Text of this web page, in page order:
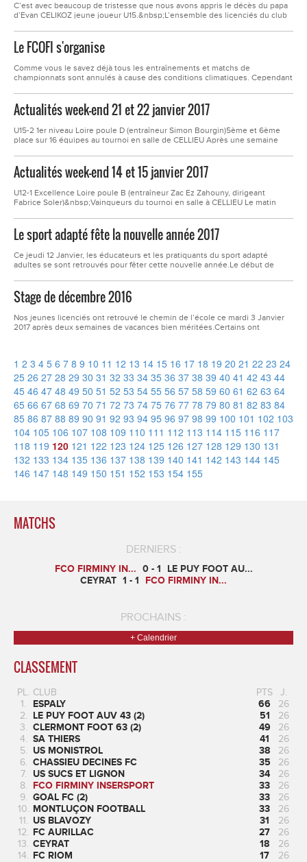
C’est avec beaucoup de tristesse que nous avons appris le décès du papa
d’Evan CELIKOZ jeune joueur U15.&nbsp;L’ensemble des licenciés du club
sincères condoléances.&nbsp;
Le FCOFI s'organise
Comme vous le savez déjà tous les entraînements et matchs de
championnats sont annulés à cause des conditions climatiques. Cependant
leur jeu et de rester concentrer sur leur technique, les 55 jeunes de la
section scolaire sportive ont eu droit à une séance vidéo portant sur...
Actualités week-end 21 et 22 janvier 2017
U15-2 1er niveau Loire poule D (entraîneur Simon Bourgin)5ème et 6ème
place sur 16 équipes au tournoi en salle de CELLIEU Après une semaine
retrouver des automatismes et d'entretenir notre condition physique.Nos
deux équipes échouent en quart de finale avec une défaite logique 2-0
contre...
Actualités week-end 14 et 15 janvier 2017
U12-1 Excellence Loire poule B (entraîneur Zac Ez Zahouny, dirigeant
Fabrice Soler)&nbsp;Vainqueurs du tournoi en salle à CELLIEU Le matin
1/4 de finale contre ST. ETIENNE l’AVANT GARDE, nos U12 remportent le
match avec une victoire 4 à 0.&nbsp;Nos petits appelous se sont donc
qualifiés...
Le sport adapté fête la nouvelle année 2017
Ce jeudi 12 Janvier, les éducateurs et les pratiquants du sport adapté
adultes se sont retrouvés pour fêter cette nouvelle année.Le début de
Jo au Chambon Feugerolles pour partager un repas et trinquer à cette
nouvelle année.
Stage de décembre 2016
Nos jeunes licenciés ont retrouvé le chemin de l’école ce mardi 3 Janvier
2017 après deux semaines de vacances bien méritées.Certains ont
1 2 3 4 5 6 7 8 9 10 11 12 13 14 15 16 17 18 19 20 21 22 23 24
25 26 27 28 29 30 31 32 33 34 35 36 37 38 39 40 41 42 43 44
45 46 47 48 49 50 51 52 53 54 55 56 57 58 59 60 61 62 63 64
65 66 67 68 69 70 71 72 73 74 75 76 77 78 79 80 81 82 83 84
85 86 87 88 89 90 91 92 93 94 95 96 97 98 99 100 101 102 103
104 105 106 107 108 109 110 111 112 113 114 115 116 117
118 119 120 121 122 123 124 125 126 127 128 129 130 131
132 133 134 135 136 137 138 139 140 141 142 143 144 145
146 147 148 149 150 151 152 153 154 155
MATCHS
DERNIERS :
FCO FIRMINY IN... 0 - 1
LE PUY FOOT AU...
CEYRAT 1 - 1 FCO FIRMINY IN...
PROCHAINS :
+ Calendrier
CLASSEMENT
PL. CLUB PTS
J.
1.
ESPALY 66
26
2. LE PUY FOOT AUV 43 (2) 51
26
3. CLERMONT FOOT 63 (2) 49
26
4. SA THIERS 41
26
5. US MONISTROL 38
26
6. CHASSIEU DECINES FC 35
26
7.
US SUCS ET LIGNON 34
26
8. FCO FIRMINY INSERSPORT 33
26
9. GOAL FC (2) 33
26
10. MONTLUÇON FOOTBALL 33
26
11. US BLAVOZY 31
26
12. FC AURILLAC 27
26
13. CEYRAT 18
26
14. FC RIOM 17 26